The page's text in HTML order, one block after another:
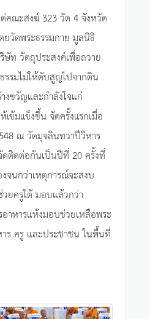
คณะสงฆ์ 323 วัด 4 จังหวัด
วัดพระธรรมกาย มูลนิธิ
ท วัตถุประสงค์เพื่อถวาย
รมไม่ให้ดับสูญไปจากดิน
ขวัญและกำลังใจแก่
ข้มแข็งขึ้น จัดครั้งแรกเมื่อ
ณ วัดมุจลินทวาปีวิหาร
ติดต่อกันเป็นปีที่ 20 ครั้งที่
จนกว่าเหตุการณ์จะสงบ
ยครูใต้ มอบแล้วกว่า
าหารแห้งมอบช่วยเหลือพระ
ร ครู และประชาชน ในพื้นที่